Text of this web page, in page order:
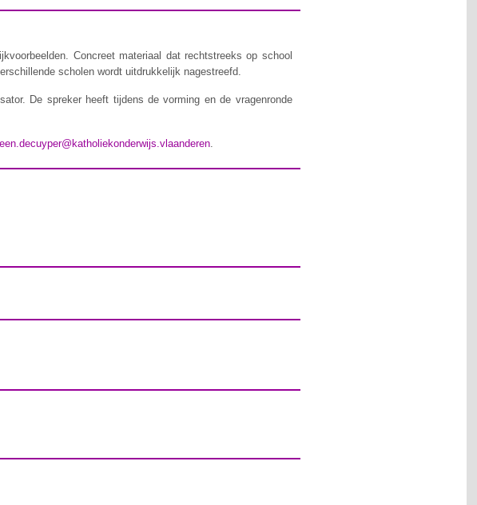
Concreet materiaal dat rechtstreeks op school
scholen wordt uitdrukkelijk nagestreefd.
De spreker heeft tijdens de vorming en de vragenronde
.